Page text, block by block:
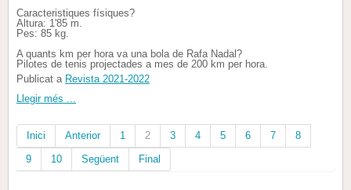
Caracteristiques físiques?
Altura: 1'85 m.
Pes: 85 kg.
A quants km per hora va una bola de Rafa Nadal?
Pilotes de tenis projectades a mes de 200 km per hora.
Publicat a Revista 2021-2022
Llegir més ...
Inici Anterior 1 2 3 4 5 6 7
8
9
10 Següent Final